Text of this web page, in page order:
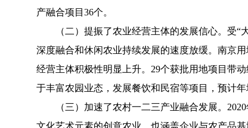
产融合项目 36个。
（二） 提振了农业经营主体的发展信心。 受“
深度融合和休闲农业持续发展的速度放缓。 南京用
经营主体积极性明显上升。 29个获批用地项目带
于丰富农园业态，发展餐饮和民宿等项目，预计年
（三）加速了农村一二三产业融合发展。 2020
文化艺术元素的创意农业，也涵盖企业与农产品